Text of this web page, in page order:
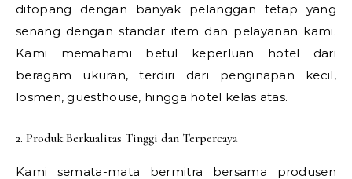
ditopang dengan banyak pelanggan tetap yang
senang dengan standar item dan pelayanan kami.
Kami memahami betul keperluan hotel dari
beragam ukuran, terdiri dari penginapan kecil,
losmen, guesthouse, hingga hotel kelas atas.
2. Produk Berkualitas Tinggi dan Terpercaya
Kami semata-mata bermitra bersama produsen